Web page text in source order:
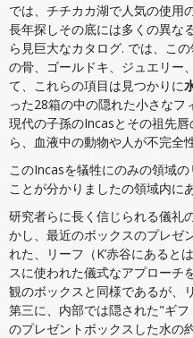
では、チチカカ湖で人気の使用
長年探しその底には多くの異な
ら見巨大なカタログ. では、こ
の骨、ゴールドキ、ジュエリー
て、これらの項目は見つかりに
った28箱の中の隠れた小さなフ
現代の子孫のIncasとその祖先
ら、血液中の動物や人が不完全
このIncasを犠牲にのみの領域
ことが分かりましたの領域内に
研究者らに長く信じられる儀礼
かし、最近のボックスのプレゼ
れた、リーフ（K’赤谷にあると
スに使われた儀式なアプローチ
観のボックスと同様であるが、
第三に、内部では隠された"ギ
のプレゼントボックスした水の